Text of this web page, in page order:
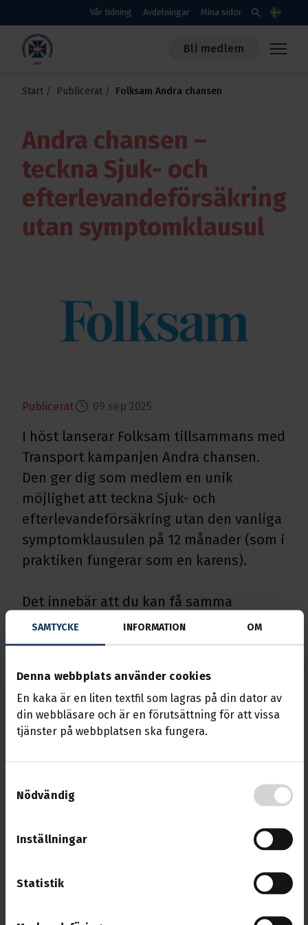
SAMTYCKE INFORMATION OM
Denna webbplats använder cookies
En kaka är en liten textfil som lagras på din dator av
din webbläsare och är en förutsättning för att vissa
tjänster på webbplatsen ska fungera.
Nödvändig
Inställningar
Statistik
Skippa till huvudinnehållet
Vår tidning Avdelningar Mina sidor search Språk
Transportarbetareförbundet
Bli medlem
Start Publicerat Folksam Andra chansen
Andra chansen –
teckna Sjuk- och
efterlevandeförsäkring
utan symptomklausul
Publicerat 09 sep 2025
I höst lanserar Folksam tillsammans med
Transport kampanjen Andra chansen.
Den ger dig som medlem en unik
möjlighet att teckna Sjuk- och
efterlevandeförsäkring utan den vanliga
symptomklausulen på 12 månader (som i
praktiken fungerar som en karens).
Det innebär att du kan få samma
förmånliga villkor som nya medlemmar
får när de ansluter sig – även om du
Så fungerar erbjudandet
Folksam skickar ett personligt erbjudande till
Om du inte gör något alls, startas försäkringen
automatiskt och du får en faktura.
Vill du tacka nej? Det kan du enkelt göra via
den medföljande talongen eller digitalt på